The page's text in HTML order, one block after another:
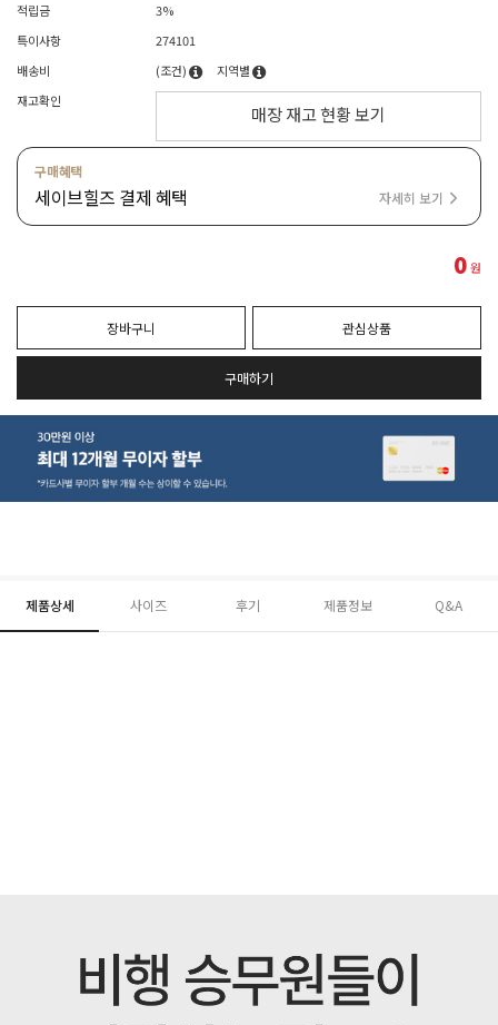
적립금
3%
특이사항
274101
배송비
(조건)
지역별
재고확인
매장 재고 현황 보기
구매혜택
세이브힐즈 결제 혜택 자세히 보기
0원
장바구니 관심상품
구매하기
제품상세 사이즈 후기 제품정보 Q&A